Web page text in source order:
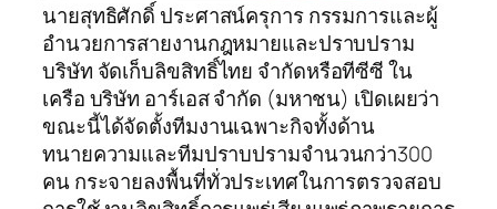
นายสุทธิศักดิ์ ประศาสน์ครุการ กรรมการและผู้
อำนวยการสายงานกฎหมายและปราบปราม
บริษัท จัดเก็บลิขสิทธิ์ไทย จำกัดหรือทีซีซี ใน
เครือ บริษัท อาร์เอส จำกัด (มหาชน) เปิดเผยว่า
ขณะนี้ได้จัดตั้งทีมงานเฉพาะกิจทั้งด้าน
ทนายความและทีมปราบปรามจำนวนกว่า300
คน กระจายลงพื้นที่ทั่วประเทศในการตรวจสอบ